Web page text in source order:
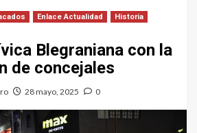
Enlace Actualidad
Historia
Blegraniana con la
de concejales
28 mayo, 2025 0